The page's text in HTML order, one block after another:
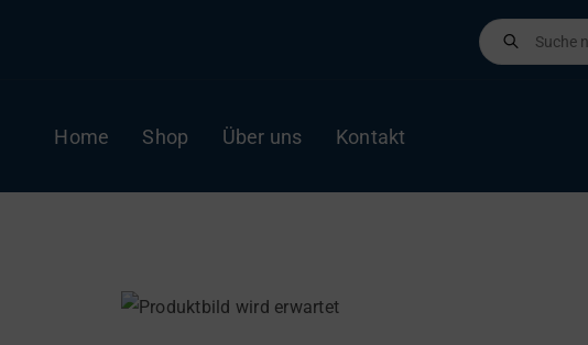
Products
search
Home Shop Über uns Kontakt